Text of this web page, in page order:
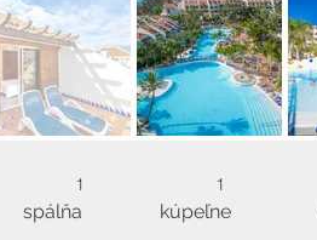
1
spálňa
1
kúpeľne